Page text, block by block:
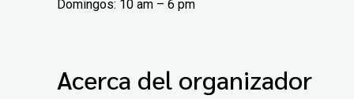
Domingos: 10 am – 6 pm
Acerca del organizador